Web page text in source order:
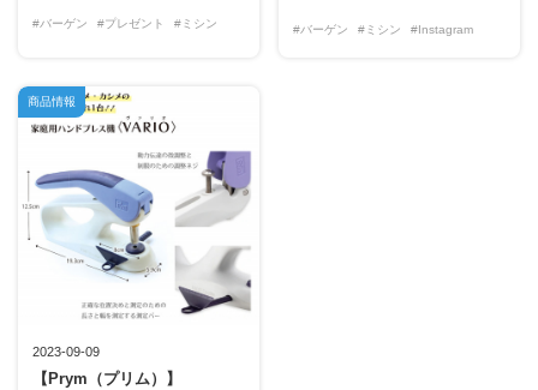
#バーゲン #プレゼント #ミシン #バーゲン #ミシン #Instagram
2023-09-09
【Prym（プリム）】
商品情報